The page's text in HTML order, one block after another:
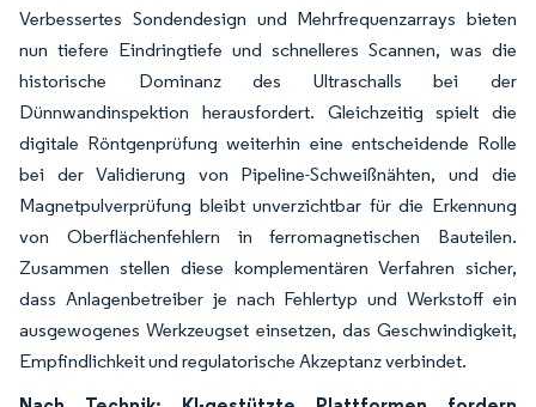
Verbessertes Sondendesign und Mehrfrequenzarrays bieten
nun tiefere Eindringtiefe und schnelleres Scannen, was die
historische Dominanz des Ultraschalls bei der
Dünnwandinspektion herausfordert. Gleichzeitig spielt die
digitale Röntgenprüfung weiterhin eine entscheidende Rolle
bei der Validierung von Pipeline-Schweißnähten, und die
Magnetpulverprüfung bleibt unverzichtbar für die Erkennung
von Oberflächenfehlern in ferromagnetischen Bauteilen.
Zusammen stellen diese komplementären Verfahren sicher,
dass Anlagenbetreiber je nach Fehlertyp und Werkstoff ein
ausgewogenes Werkzeugset einsetzen, das Geschwindigkeit,
Empfindlichkeit und regulatorische Akzeptanz verbindet.